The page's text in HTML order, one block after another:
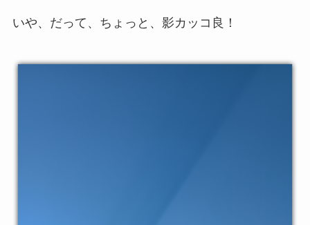
いや、だって、ちょっと、影カッコ良！